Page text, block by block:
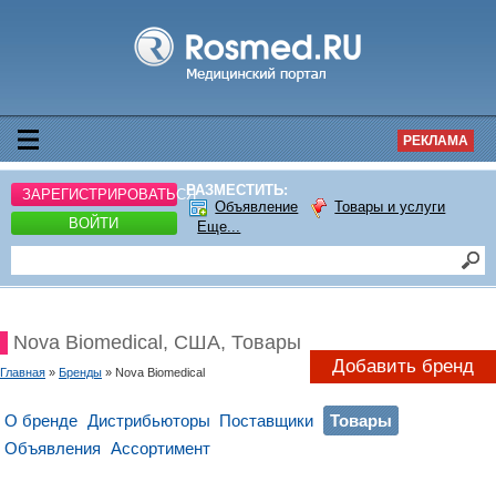
РЕКЛАМА
ЗАРЕГИСТРИРОВАТЬСЯ
ВОЙТИ
РАЗМЕСТИТЬ:
Объявление
Товары и услуги
Еще...
Nova Biomedical, США, Товары
Главная » Бренды » Nova Biomedical Добавить бренд
О бренде Дистрибьюторы Поставщики
Товары
Объявления Ассортимент